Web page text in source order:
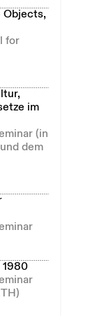
Objects,
for
im
(in
dem
1980